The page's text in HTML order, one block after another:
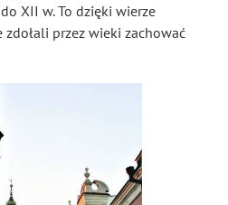
XII w. To dzięki wierze
przez wieki zachować